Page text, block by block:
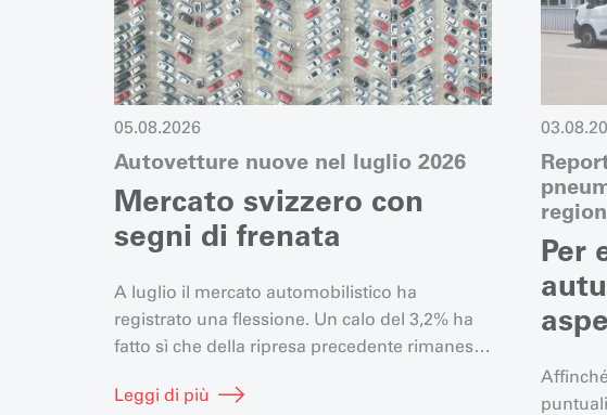
05.08.2026
Autovetture nuove nel luglio 2026
Mercato svizzero con
segni di frenata
A luglio il mercato automobilistico ha
registrato una flessione. Un calo del 3,2% ha
fatto sì che della ripresa precedente rimanesse
Leggi di più
Per